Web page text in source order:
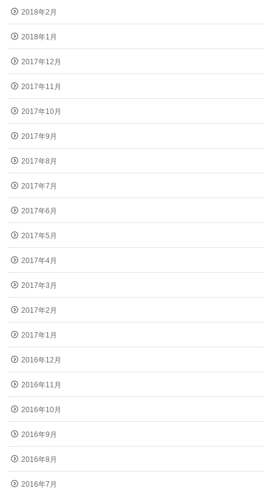
2018年2月
2018年1月
2017年12月
2017年11月
2017年10月
2017年9月
2017年8月
2017年7月
2017年6月
2017年5月
2017年4月
2017年3月
2017年2月
2017年1月
2016年12月
2016年11月
2016年10月
2016年9月
2016年8月
2016年7月